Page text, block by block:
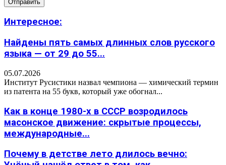
Интересное:
Найдены пять самых длинных слов русского
языка — от 29 до 55...
05.07.2026
Институт Русистики назвал чемпиона — химический термин
из патента на 55 букв, который уже обогнал...
Как в конце 1980-х в СССР возродилось
масонское движение: скрытые процессы,
международные...
Почему в детстве лето длилось вечно: